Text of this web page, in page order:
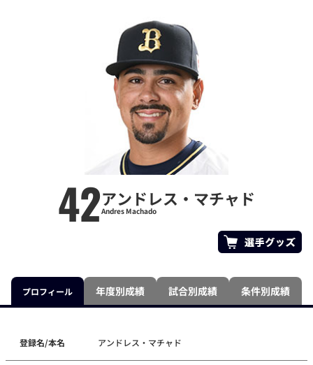
42アンドレス・マチャド
Andres Machado
プロフィール 年度別成績 試合別成績 条件別成績
登録名/本名 アンドレス・マチャド